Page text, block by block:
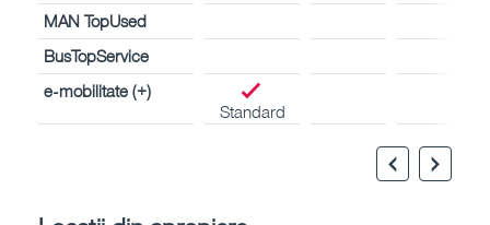
MAN TopUsed
BusTopService
e-mobilitate (+)
Standard